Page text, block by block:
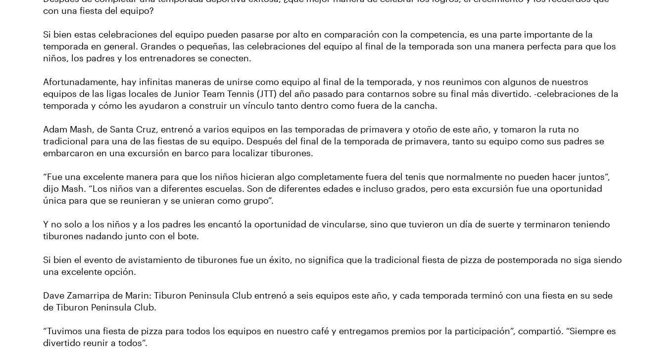
con una fiesta del equipo?
Si bien estas celebraciones del equipo pueden pasarse por alto en comparación con la competencia, es una parte importante de la
temporada en general. Grandes o pequeñas, las celebraciones del equipo al final de la temporada son una manera perfecta para que los
niños, los padres y los entrenadores se conecten.
Afortunadamente, hay infinitas maneras de unirse como equipo al final de la temporada, y nos reunimos con algunos de nuestros
equipos de las ligas locales de Junior Team Tennis (JTT) del año pasado para contarnos sobre su final más divertido. -celebraciones de la
temporada y cómo les ayudaron a construir un vínculo tanto dentro como fuera de la cancha.
Adam Mash, de Santa Cruz, entrenó a varios equipos en las temporadas de primavera y otoño de este año, y tomaron la ruta no
tradicional para una de las fiestas de su equipo. Después del final de la temporada de primavera, tanto su equipo como sus padres se
embarcaron en una excursión en barco para localizar tiburones.
“Fue una excelente manera para que los niños hicieran algo completamente fuera del tenis que normalmente no pueden hacer juntos”,
dijo Mash. “Los niños van a diferentes escuelas. Son de diferentes edades e incluso grados, pero esta excursión fue una oportunidad
única para que se reunieran y se unieran como grupo”.
Y no solo a los niños y a los padres les encantó la oportunidad de vincularse, sino que tuvieron un día de suerte y terminaron teniendo
tiburones nadando junto con el bote.
Si bien el evento de avistamiento de tiburones fue un éxito, no significa que la tradicional fiesta de pizza de postemporada no siga siendo
una excelente opción.
Dave Zamarripa de Marin: Tiburon Peninsula Club entrenó a seis equipos este año, y cada temporada terminó con una fiesta en su sede
de Tiburon Peninsula Club.
“Tuvimos una fiesta de pizza para todos los equipos en nuestro café y entregamos premios por la participación”, compartió. “Siempre es
divertido reunir a todos”.